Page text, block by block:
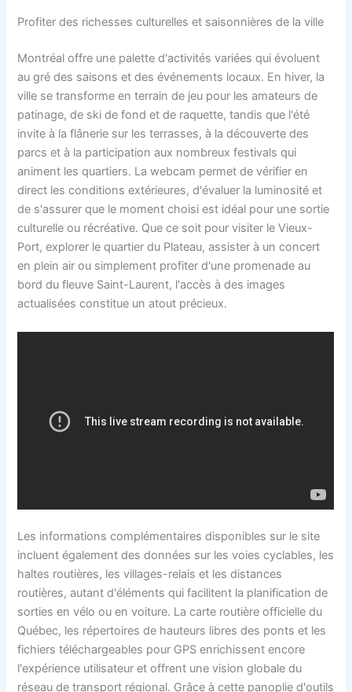
Profiter des richesses culturelles et saisonnières de la ville
Montréal offre une palette d'activités variées qui évoluent
au gré des saisons et des événements locaux. En hiver, la
ville se transforme en terrain de jeu pour les amateurs de
patinage, de ski de fond et de raquette, tandis que l'été
invite à la flânerie sur les terrasses, à la découverte des
parcs et à la participation aux nombreux festivals qui
animent les quartiers. La webcam permet de vérifier en
direct les conditions extérieures, d'évaluer la luminosité et
de s'assurer que le moment choisi est idéal pour une sortie
culturelle ou récréative. Que ce soit pour visiter le Vieux-
Port, explorer le quartier du Plateau, assister à un concert
en plein air ou simplement profiter d'une promenade au
bord du fleuve Saint-Laurent, l'accès à des images
actualisées constitue un atout précieux.
Les informations complémentaires disponibles sur le site
incluent également des données sur les voies cyclables, les
haltes routières, les villages-relais et les distances
routières, autant d'éléments qui facilitent la planification de
sorties en vélo ou en voiture. La carte routière officielle du
Québec, les répertoires de hauteurs libres des ponts et les
fichiers téléchargeables pour GPS enrichissent encore
l'expérience utilisateur et offrent une vision globale du
réseau de transport régional. Grâce à cette panoplie d'outils